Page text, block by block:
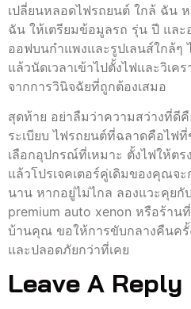
เปลี่ยนหลอดไฟรถยนต์ ใกล้ ฉัน
ฉัน ให้เตรียมข้อมูลรถ รุ่น ปี และ
ออฟบนกำแพงและรูปเลนส์ใกล้ๆ
แล้วนัดเวลาเข้าไปตั้งไฟและวิเค
จากการวินิจฉัยที่ถูกต้องเสมอ
สุดท้าย อย่าลืมว่าความสว่างที่ดี
ระเบียบ ไฟรถยนต์ที่ฉลาดคือไฟ
เลือกอุปกรณ์ที่เหมาะ ตั้งไฟให้ต
แล้วโปรเจคเตอร์คู่เดิมของคุณจ
นาน หากอยู่ไม่ไกล ลองแวะคุย
premium auto xenon หรือร้าน
บ้านคุณ ขอให้การขับกลางคืนค
และปลอดภัยกว่าที่เคย
Leave A Reply